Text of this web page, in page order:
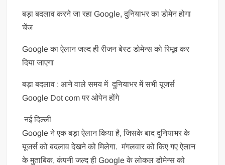
बड़ा बदलाव करने जा रहा Google, दुनियाभर का डोमेन होगा
चेंज
Google का ऐलान जल्द ही रीजन बेस्ट डोमेन्स को रिमूव कर
दिया जाएगा
बड़ा बदलाव : आने वाले समय में दुनियाभर में सभी यूजर्स
Google Dot com पर ओपेन होंगे
नई दिल्ली
Google ने एक बड़ा ऐलान किया है, जिसके बाद दुनियाभर के
यूजर्स को बदलाव देखने को मिलेगा. मंगलवार को किए गए ऐलान
के मुताबिक, कंपनी जल्द ही Google के लोकल डोमेन्स को